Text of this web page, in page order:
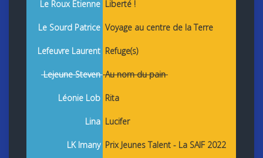
Le Roux Etienne Liberté !
Le Sourd Patrice Voyage au centre de la Terre
Lefeuvre Laurent Refuge(s)
Lejeune StevenAu nom du pain
Léonie Lob Rita
Lina Lucifer
LK Imany Prix Jeunes Talent - La SAIF 2022